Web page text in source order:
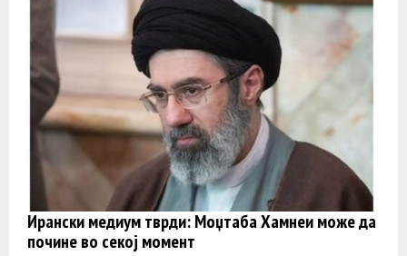
Ирански медиум тврди: Моџтаба Хамнеи може да
почине во секој момент